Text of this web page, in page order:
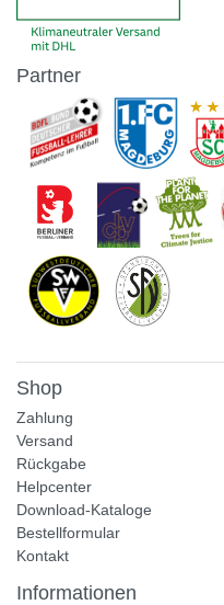
Partner
Shop
Zahlung
Versand
Rückgabe
Helpcenter
Download-Kataloge
Bestellformular
Kontakt
Informationen